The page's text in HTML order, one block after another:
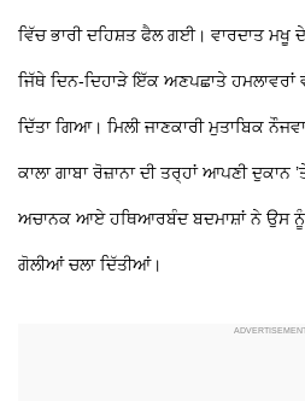
ਵਿੱਚ ਭਾਰੀ ਦਹਿਸ਼ਤ ਫੈਲ ਗਈ। ਵਾਰਦਾਤ ਮਖੂ
ਜਿੱਥੇ ਦਿਨ-ਦਿਹਾੜੇ ਇੱਕ ਅਣਪਛਾਤੇ
ਦਿੱਤਾ ਗਿਆ। ਮਿਲੀ ਜਾਣਕਾਰੀ ਮੁਤਾਬਿਕ
ਕਾਲਾ ਗਾਬਾ ਰੋਜ਼ਾਨਾ ਦੀ ਤਰ੍ਹਾਂ ਆਪਣੀ
ਅਚਾਨਕ ਆਏ ਹਥਿਆਰਬੰਦ ਬਦਮਾਸ਼ਾਂ ਨੇ ਉਸ ਨੂੰ
ਗੋਲੀਆਂ ਚਲਾ ਦਿੱਤੀਆਂ।